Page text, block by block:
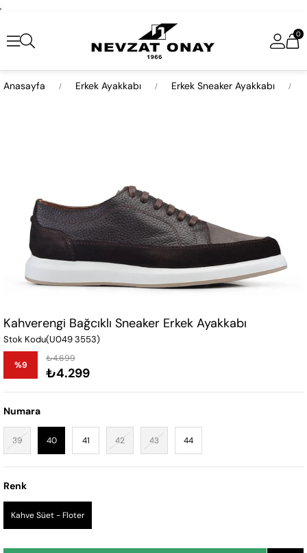
,
0
Anasayfa Erkek Ayakkabı Erkek Sneaker Ayakkabı
Kahverengi Bağcıklı Sneaker Erkek Ayakkabı
Stok Kodu(U049 3553)
%9
İndirim
₺4.699
₺4.299
Numara
39 40 41 42 43 44
Renk
Kahve Süet - Floter